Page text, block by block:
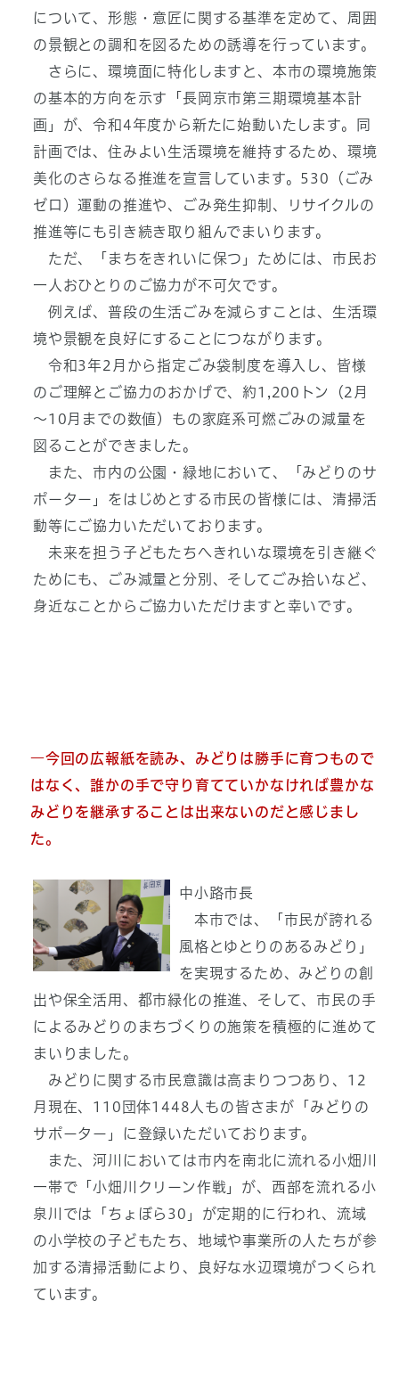
について、形態・意匠に関する基準を定めて、周囲
の景観との調和を図るための誘導を行っています。
さらに、環境面に特化しますと、本市の環境施策
の基本的方向を示す「長岡京市第三期環境基本計
画」が、令和4年度から新たに始動いたします。同
計画では、住みよい生活環境を維持するため、環境
美化のさらなる推進を宣言しています。530（ごみ
ゼロ）運動の推進や、ごみ発生抑制、リサイクルの
推進等にも引き続き取り組んでまいります。
ただ、「まちをきれいに保つ」ためには、市民お
一人おひとりのご協力が不可欠です。
例えば、普段の生活ごみを減らすことは、生活環
境や景観を良好にすることにつながります。
令和3年2月から指定ごみ袋制度を導入し、皆様
のご理解とご協力のおかげで、約1,200トン（2月
～10月までの数値）もの家庭系可燃ごみの減量を
図ることができました。
また、市内の公園・緑地において、「みどりのサ
ポーター」をはじめとする市民の皆様には、清掃活
動等にご協力いただいております。
未来を担う子どもたちへきれいな環境を引き継ぐ
ためにも、ごみ減量と分別、そしてごみ拾いなど、
身近なことからご協力いただけますと幸いです。
―今回の広報紙を読み、みどりは勝手に育つもので
はなく、誰かの手で守り育てていかなければ豊かな
みどりを継承することは出来ないのだと感じまし
た。
中小路市長
本市では、「市民が誇れる
風格とゆとりのあるみどり」
を実現するため、みどりの創
出や保全活用、都市緑化の推進、そして、市民の手
によるみどりのまちづくりの施策を積極的に進めて
まいりました。
みどりに関する市民意識は高まりつつあり、12
月現在、110団体1448人もの皆さまが「みどりの
サポーター」に登録いただいております。
また、河川においては市内を南北に流れる小畑川
一帯で「小畑川クリーン作戦」が、西部を流れる小
泉川では「ちょぼら30」が定期的に行われ、流域
の小学校の子どもたち、地域や事業所の人たちが参
加する清掃活動により、良好な水辺環境がつくられ
ています。